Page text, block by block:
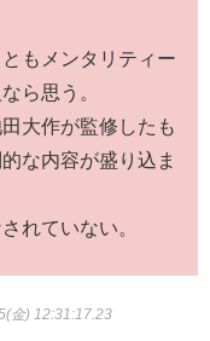
もメンタリティー
ら思う。
大作が監修したも
な内容が盛り込ま
れていない。
金) 12:31:17.23